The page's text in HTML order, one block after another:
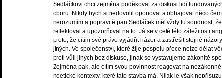
Sedláčkovi chci zejména poděkovat za diskusi lidí
oboru. Nikdy bych si nedovolil oponovat a obhajovat něco
nerozumím a popravdě pan Sedláček měl vždy tu soudnost,
reflektoval a upozorňoval na to. Já se v celé této záležitosti
proto, že cítím své právo vyjádřit názor a zastřešit stejné názory
jiných. Ve společenství, které žije pospolu přece nelze dělat
proti vůli jiných bez diskuse, jinak se vystavujeme zákonitě
Zejména pak, ale cítím svou povinnost reagovat na
neetické kontexty, které tato stavba má. Nijak je však